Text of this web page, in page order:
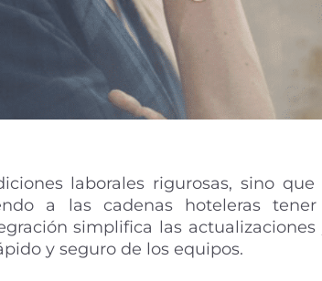
laborales rigurosas, sino
a las cadenas hoteleras
simplifica las
y seguro de los equipos.